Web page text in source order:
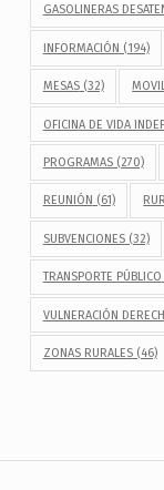
GASOLINERAS
INFORMACIÓN (194)
MESAS(32)
OFICINA DE VIDA
PROGRAMAS(270)
REUNIÓN (61)
SUBVENCIONES(32)
TRANSPORTE PÚBLICO
VULNERACIÓN
ZONAS RURALES(46)
Navegación de entradas